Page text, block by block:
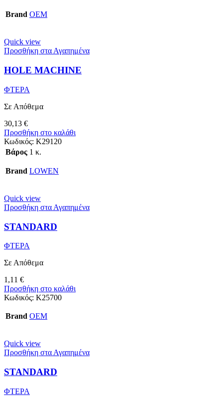
Brand OEM
Quick view
Προσθήκη στα Αγαπημένα
HOLE MACHINE
ΦΤΕΡΑ
Σε Απόθεμα
30,13 €
Προσθήκη στο καλάθι
Κωδικός: Κ29120
Βάρος 1 κ.
Brand LOWEN
Quick view
Προσθήκη στα Αγαπημένα
STANDARD
ΦΤΕΡΑ
Σε Απόθεμα
1,11 €
Προσθήκη στο καλάθι
Κωδικός: K25700
Brand OEM
Quick view
Προσθήκη στα Αγαπημένα
STANDARD
ΦΤΕΡΑ